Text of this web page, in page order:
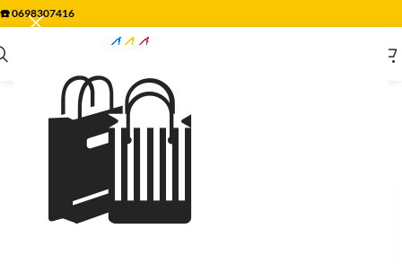
🛍️
☎️0698307416